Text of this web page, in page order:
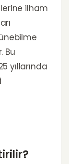
ilham
Bu
yıllarında